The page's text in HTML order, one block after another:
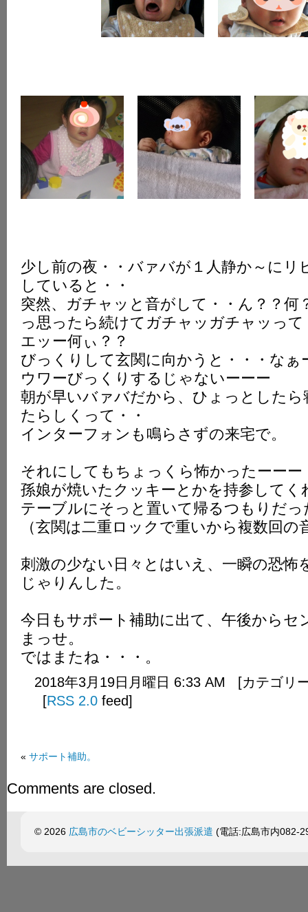
少し前の夜・・バァバが１人静か～にリ
していると・・
突然、ガチャッと音がして・・ん？？何
っ思ったら続けてガチャッガチャッって
エッー何ぃ？？
びっくりして玄関に向かうと・・・なぁ
ウワーびっくりするじゃないーーー
朝が早いバァバだから、ひょっとした
たらしくって・・
インターフォンも鳴らさずの来宅で。
それにしてもちょっくら怖かったーーー
孫娘が焼いたクッキーとかを持参してく
テーブルにそっと置いて帰るつもりだっ
（玄関は二重ロックで重いから複数回の
刺激の少ない日々とはいえ、一瞬の恐怖
じゃりんした。
今日もサポート補助に出て、午後からセ
まっせ。
ではまたね・・・。
2018年3月19日月曜日 6:33 AM [カテゴリ
[RSS 2.0 feed]
« サポート補助。
Comments are closed.
© 2026 広島市のベビーシッター出張派遣 (電話:広島市内082-